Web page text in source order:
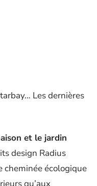
Les dernières
et le jardin
design Radius
cheminée écologique
qu’aux